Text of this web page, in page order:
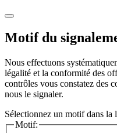
Motif du
Nous effectuons
légalité et la conformité des
contrôles vous constatez des
nous le signaler.
Sélectionnez un motif dans la
Motif: